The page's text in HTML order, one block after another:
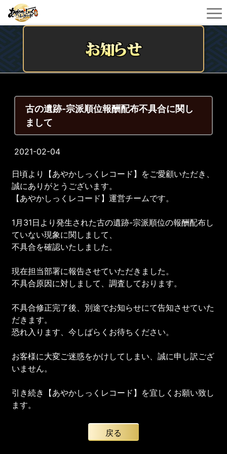
古の遺跡-宗派順位報酬配布不具合に関し
まして
2021-02-04
日頃より【あやかしっくレコード】をご愛顧いただき、
誠にありがとうございます。
【あやかしっくレコード】運営チームです。
1月31日より発生された古の遺跡-宗派順位の報酬配布し
ていない現象に関しまして、
不具合を確認いたしました。
現在担当部署に報告させていただきました。
不具合原因に対しまして、調査しております。
不具合修正完了後、別途でお知らせにて告知させていた
だきます。
恐れ入ります、今しばらくお待ちください。
お客様に大変ご迷惑をかけしてしまい、誠に申し訳ござ
いません。
引き続き【あやかしっくレコード】を宜しくお願い致し
ます。
戻る